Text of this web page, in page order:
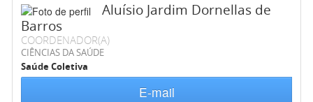
Aluísio Jardim Dornellas de
Barros
COORDENADOR(A)
CIÊNCIAS DA SAÚDE
Saúde Coletiva
E-mail